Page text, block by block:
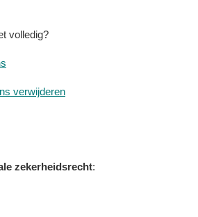
volledig?
verwijderen
zekerheidsrecht: